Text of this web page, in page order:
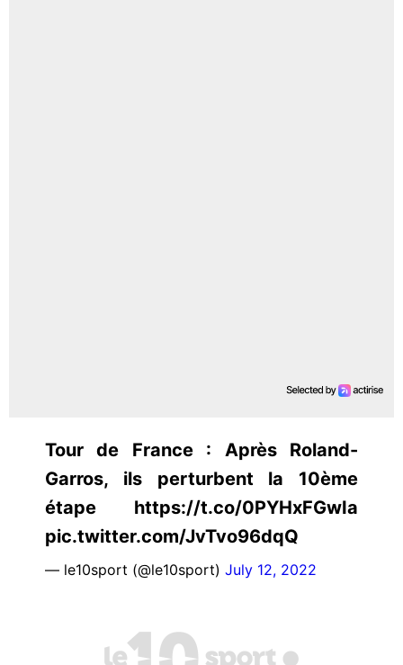
Tour de France : Après Roland-
Garros, ils perturbent la 10ème
étape https://t.co/0PYHxFGwIa
pic.twitter.com/JvTvo96dqQ
— le10sport (@le10sport) July 12, 2022